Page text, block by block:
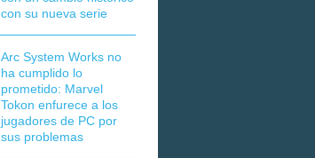
con su nueva serie
Arc System Works no
ha cumplido lo
prometido: Marvel
Tokon enfurece a los
jugadores de PC por
sus problemas